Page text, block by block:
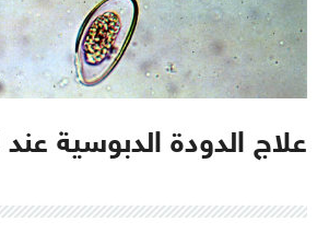
علاج الدودة الدبوسية عند